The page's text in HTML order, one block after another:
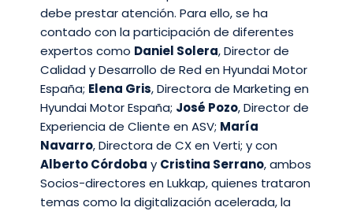
debe prestar atención. Para ello, se ha
contado con la participación de diferentes
expertos como Daniel Solera, Director de
Calidad y Desarrollo de Red en Hyundai Motor
España; Elena Gris, Directora de Marketing en
Hyundai Motor España; José Pozo, Director de
Experiencia de Cliente en ASV; María
Navarro, Directora de CX en Verti; y con
Alberto Córdoba y Cristina Serrano, ambos
Socios-directores en Lukkap, quienes trataron
temas como la digitalización acelerada, la